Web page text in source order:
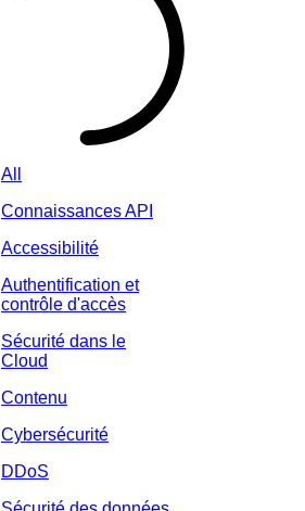
All
Connaissances API
Accessibilité
Authentification et
contrôle d'accès
Sécurité dans le
Cloud
Contenu
Cybersécurité
DDoS